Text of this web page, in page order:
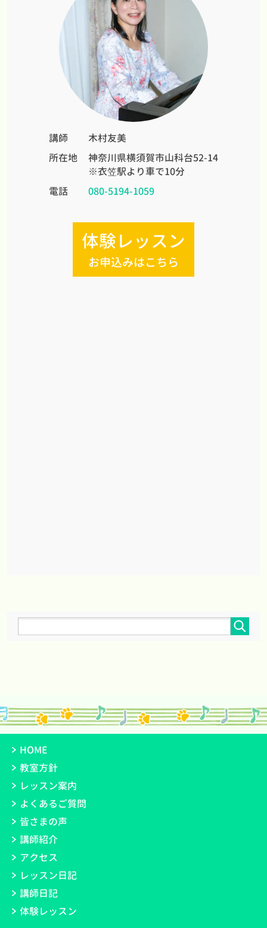
講師
木村友美
所在地
神奈川県横須賀市山科台52-14
※衣笠駅より車で10分
電話
080-5194-1059
体験レッスン
お申込みはこちら
HOME
教室方針
レッスン案内
よくあるご質問
皆さまの声
講師紹介
アクセス
レッスン日記
講師日記
体験レッスン